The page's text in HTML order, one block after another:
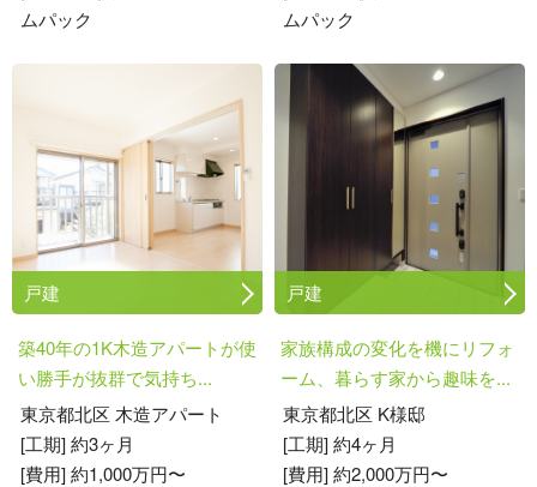
ムパック
ムパック
戸建
築40年の1K木造アパートが使
い勝手が抜群で気持ち...
東京都北区 木造アパート
[工期] 約3ヶ月
[費用] 約1,000万円〜
戸建
家族構成の変化を機にリフォ
ーム、暮らす家から趣味を...
東京都北区 K様邸
[工期] 約4ヶ月
[費用] 約2,000万円〜